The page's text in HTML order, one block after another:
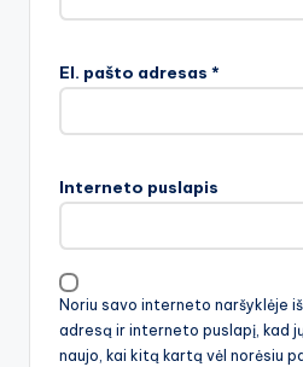
El. pašto adresas *
Interneto puslapis
Noriu savo interneto naršyklėje
adresą ir interneto puslapį, kad
naujo, kai kitą kartą vėl norėsiu